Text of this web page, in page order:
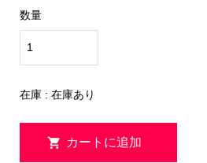
数量
在庫 : 在庫あり